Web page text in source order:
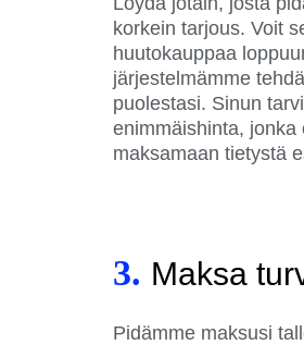
korkein tarjous. Voit
huutokauppaa
järjestelmämme
puolestasi. Sinun
enimmäishinta, jonka
maksamaan tietystä
3. Maksa
Pidämme maksusi